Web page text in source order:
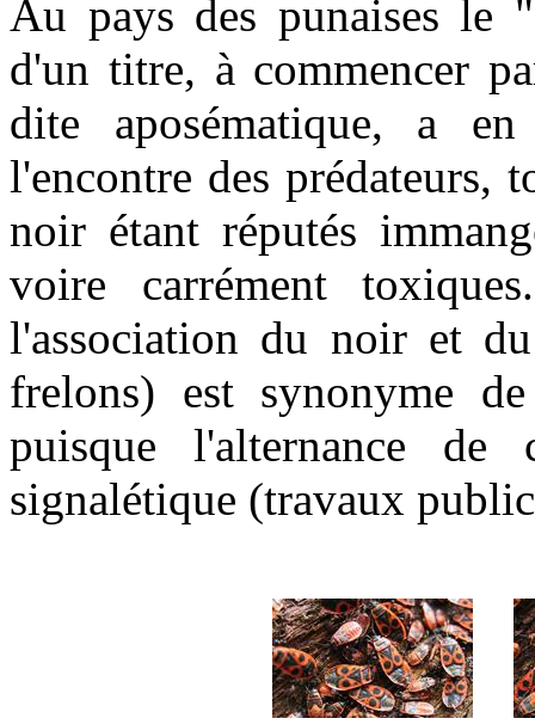
Au pays des punaises le
d'un titre, à commencer
dite aposématique, a
l'encontre des prédateurs,
noir étant réputés
voire carrément
l'association du noir et
frelons) est synonyme
puisque l'alternance
signalétique (travaux